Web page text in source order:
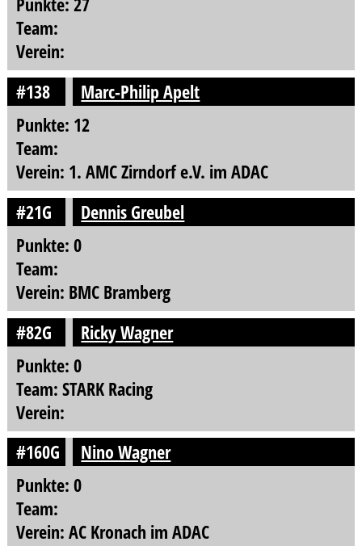
Team:
Verein:
#138
Marc-Philip Apelt
Punkte: 12
Team:
Verein: 1. AMC Zirndorf e.V. im ADAC
#21G
Dennis Greubel
Punkte: 0
Team:
Verein: BMC Bramberg
#82G
Ricky Wagner
Punkte: 0
Team: STARK Racing
Verein:
#160G
Nino Wagner
Punkte: 0
Team:
Verein: AC Kronach im ADAC